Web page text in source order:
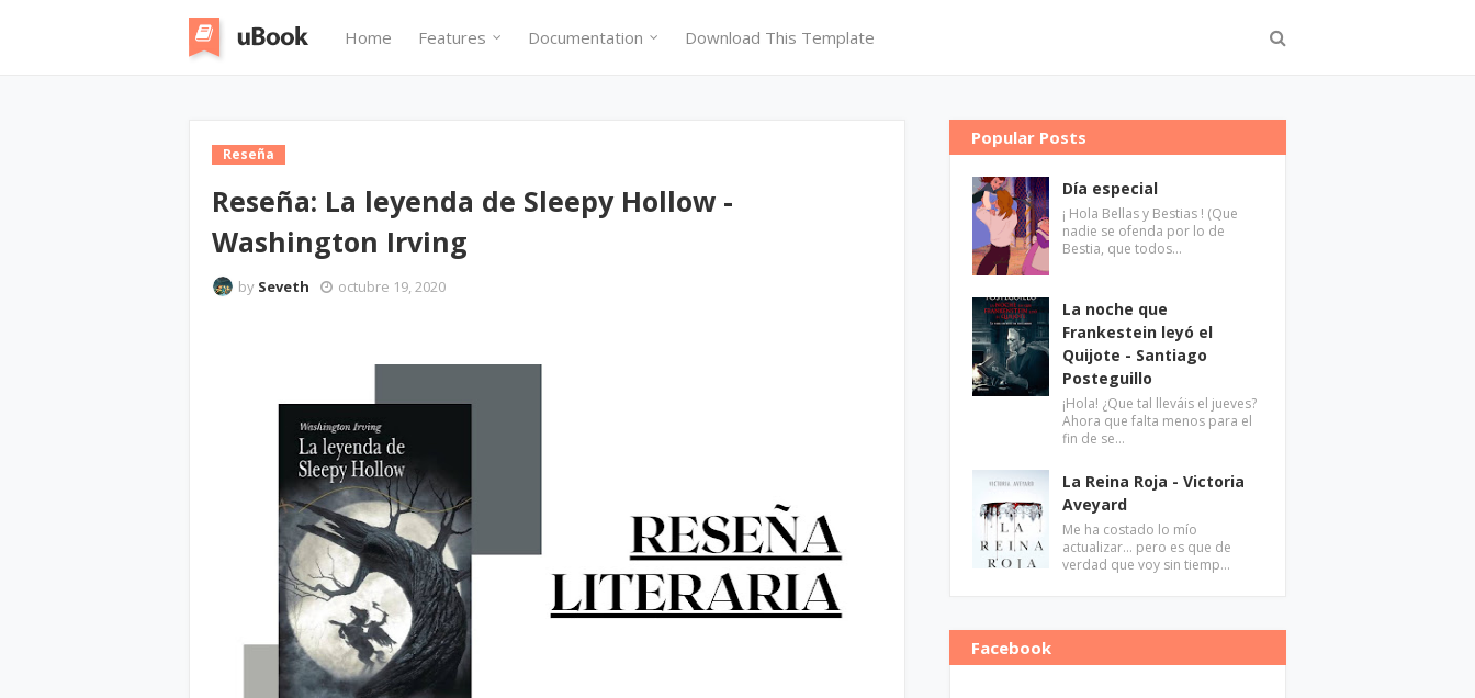
Home Features Documentation Download This Template
Reseña
Reseña: La leyenda de Sleepy Hollow -
Washington Irving
by Seveth octubre 19, 2020
Popular Posts
Día especial
¡ Hola Bellas y Bestias ! (Que
nadie se ofenda por lo de
Bestia, que todos…
La noche que
Frankestein leyó el
Quijote - Santiago
Posteguillo
¡Hola! ¿Que tal lleváis el jueves?
Ahora que falta menos para el
fin de se…
La Reina Roja - Victoria
Aveyard
Me ha costado lo mío
actualizar... pero es que de
verdad que voy sin tiemp…
Facebook